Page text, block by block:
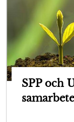
SPP och
samarbete